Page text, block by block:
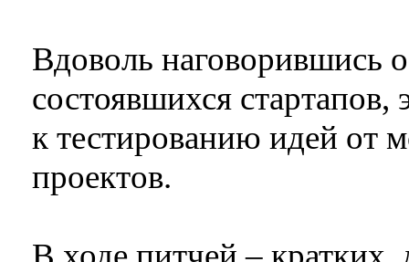
Вдоволь наговорившись
состоявшихся
к тестированию идей от
проектов.